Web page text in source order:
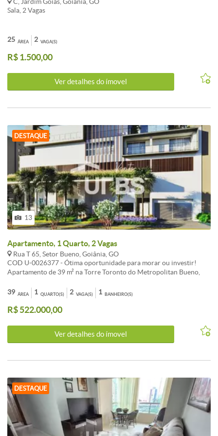
Sala, 2 Vagas
ÁREA
25 VAGA(S)
2
R$ 1.500,00
Ver detalhes do ímovel
DESTAQUE
13
Apartamento, 1 Quarto, 2 Vagas
Rua T 65, Setor Bueno, Goiânia, GO
COD U-0026377 - Ótima oportunidade para morar ou investir!
Apartamento de 39 m² na Torre Toronto do Metropolitan Bueno,
distribuído, 2 vagas de garagem e 1 escaninho. Conforto,
praticidade e excelente potencial de valorização em uma localização
privilegiada. - Informações Atualizadas em Trinta e Um de julho
ÁREA
39 QUARTO(S)
1 VAGA(S)
2 BANHEIRO(S)
1
R$ 522.000,00
Ver detalhes do ímovel
DESTAQUE